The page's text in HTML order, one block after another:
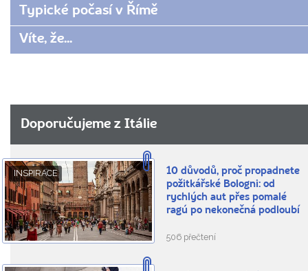
Typické počasí v Římě
Víte, že...
Doporučujeme z Itálie
INSPIRACE
10 důvodů, proč propadnete
požitkářské Bologni: od
rychlých aut přes pomalé
ragú po nekonečná podloubí
506 přečtení